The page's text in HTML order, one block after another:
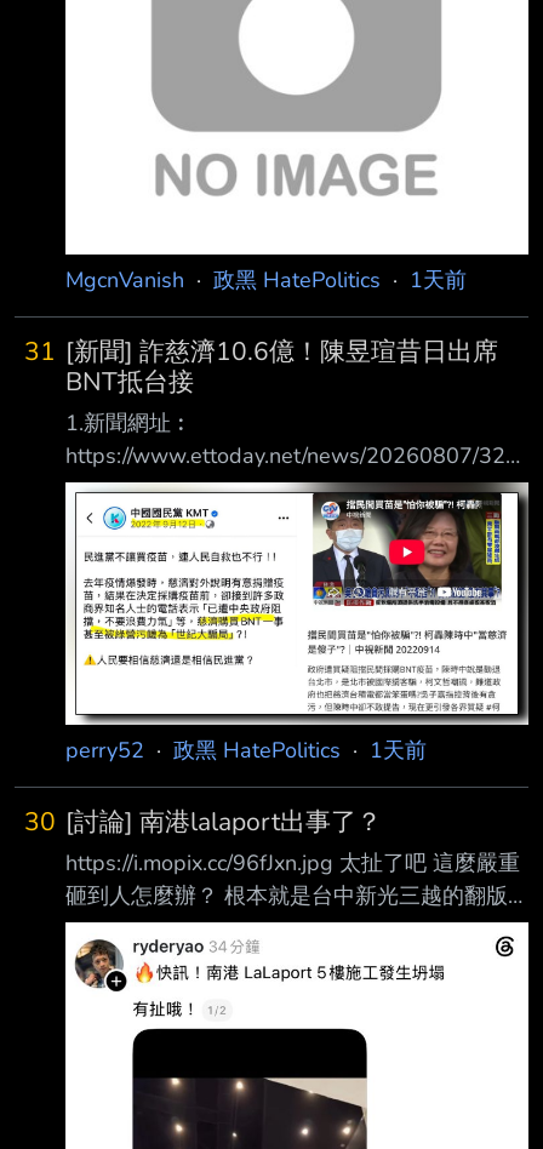
MgcnVanish · 政黑 HatePolitics · 1天前
31 [新聞] 詐慈濟10.6億！陳昱瑄昔日出席
BNT抵台接
1.新聞網址︰
https://www.ettoday.net/news/20260807/321
5313.htm 2.新聞來源︰ ETToday 3.完整新聞標
題： 詐慈濟10.6億！陳昱瑄昔日出席BNT抵台
接機 與陳時中同框畫面曝 4.完整新聞內容︰
記者劉人豪／台北報導 慈濟基金會2021年在疫
情期間購買BNT疫苗，卻遭彰化律師公會前理事
長陳昱瑄與「互道 」宗教組織李世宗家族合
謀，騙取10.6億元「顧問費」。對此，慈濟今
（7）日發出聲明 ，強調本案經法官審理後，如
法院認定被告等人確係成立犯罪並且有犯
perry52 · 政黑 HatePolitics · 1天前
30 [討論] 南港lalaport出事了？
https://i.mopix.cc/96fJxn.jpg 太扯了吧 這麼嚴重
砸到人怎麼辦？ 根本就是台中新光三越的翻版
爲什麼藍白（政黑點）執政的城市 都會發生這
種工安 藍白畜都吃了那麼多的台北廚餘 就放過
牠們吧 另外八卦板是不是根本不討論這件事？ -